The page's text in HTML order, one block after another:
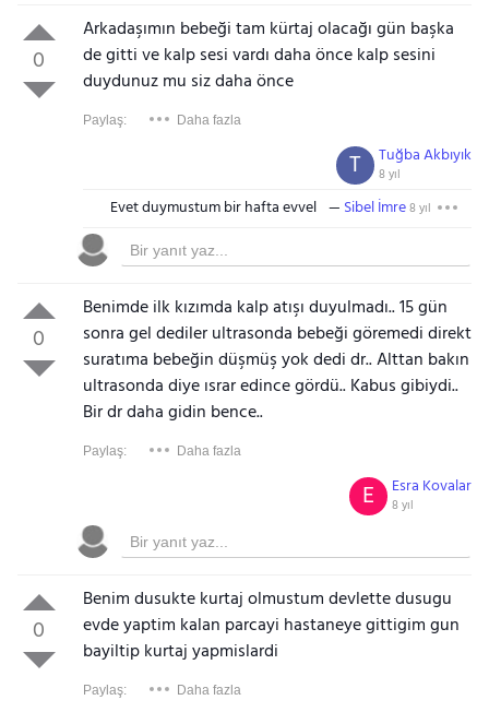
0
Arkadaşımın bebeği tam kürtaj olacağı gün başka
de gitti ve kalp sesi vardı daha önce kalp sesini
duydunuz mu siz daha önce
Paylaş: Daha fazla
Tuğba Akbıyık
8 yıl
T
Evet duymustum bir hafta evvel Sibel İmre8 yıl
0
Benimde ilk kızımda kalp atışı duyulmadı.. 15 gün
sonra gel dediler ultrasonda bebeği göremedi direkt
suratıma bebeğin düşmüş yok dedi dr.. Alttan bakın
ultrasonda diye ısrar edince gördü.. Kabus gibiydi..
Bir dr daha gidin bence..
Paylaş: Daha fazla
Esra Kovalar
8 yıl
E
0
Benim dusukte kurtaj olmustum devlette dusugu
evde yaptim kalan parcayi hastaneye gittigim gun
bayiltip kurtaj yapmislardi
Paylaş: Daha fazla